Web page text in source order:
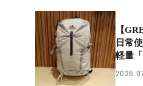
【
日常
軽量「